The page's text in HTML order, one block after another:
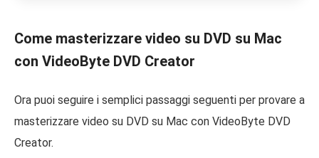
Come masterizzare video su DVD su Mac
con VideoByte DVD Creator
Ora puoi seguire i semplici passaggi seguenti per provare a
masterizzare video su DVD su Mac con VideoByte DVD
Creator.